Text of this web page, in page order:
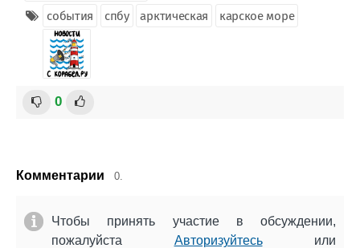
события
спбу арктическая карское море
0
Комментарии 0.
Чтобы принять участие в обсуждении,
пожалуйста Авторизуйтесьили